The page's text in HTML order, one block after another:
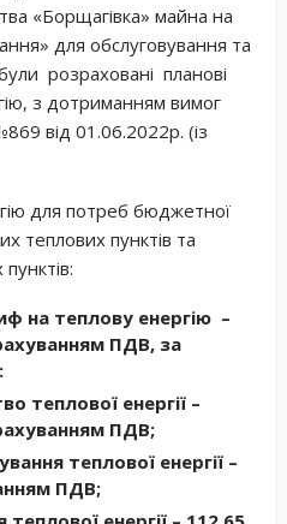
«Борщагівка» майна на
для обслуговування та
розраховані планові
з дотриманням вимог
від 01.06.2022р. (із
для потреб бюджетної
теплових пунктів та
на теплову енергію –
ПДВ, за
теплової енергії –
ПДВ;
теплової енергії –
ПДВ;